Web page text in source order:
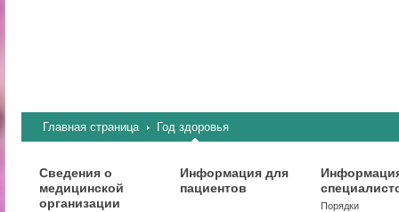
Главная страница Год здоровья
Сведения о
медицинской
организации
Информация для
пациентов
Порядки